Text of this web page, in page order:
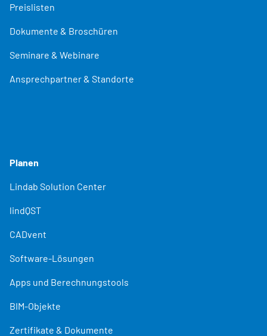
Preislisten
Dokumente & Broschüren
Seminare & Webinare
Ansprechpartner & Standorte
Planen
Lindab Solution Center
lindQST
CADvent
Software-Lösungen
Apps und Berechnungstools
BIM-Objekte
Zertifikate & Dokumente